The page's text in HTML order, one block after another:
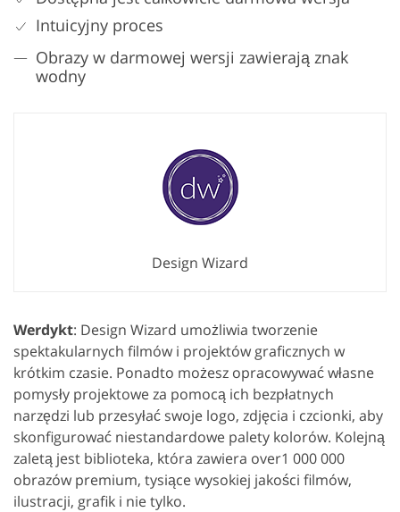
Intuicyjny proces
Obrazy w darmowej wersji zawierają znak
wodny
Design Wizard
Werdykt: Design Wizard umożliwia tworzenie
spektakularnych filmów i projektów graficznych w
krótkim czasie. Ponadto możesz opracowywać własne
pomysły projektowe za pomocą ich bezpłatnych
narzędzi lub przesyłać swoje logo, zdjęcia i czcionki, aby
skonfigurować niestandardowe palety kolorów. Kolejną
zaletą jest biblioteka, która zawiera over1 000 000
obrazów premium, tysiące wysokiej jakości filmów,
ilustracji, grafik i nie tylko.